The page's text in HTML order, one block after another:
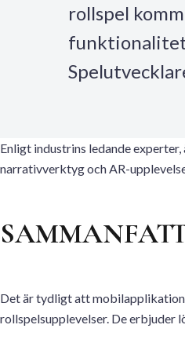
rollspel
Enligt industrins ledande
narrativverktyg och AR-
Det är tydligt att
rollspelsupplevelser. De erbjuder